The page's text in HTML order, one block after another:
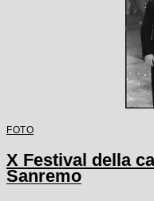
FOTO
X Festival della
Sanremo